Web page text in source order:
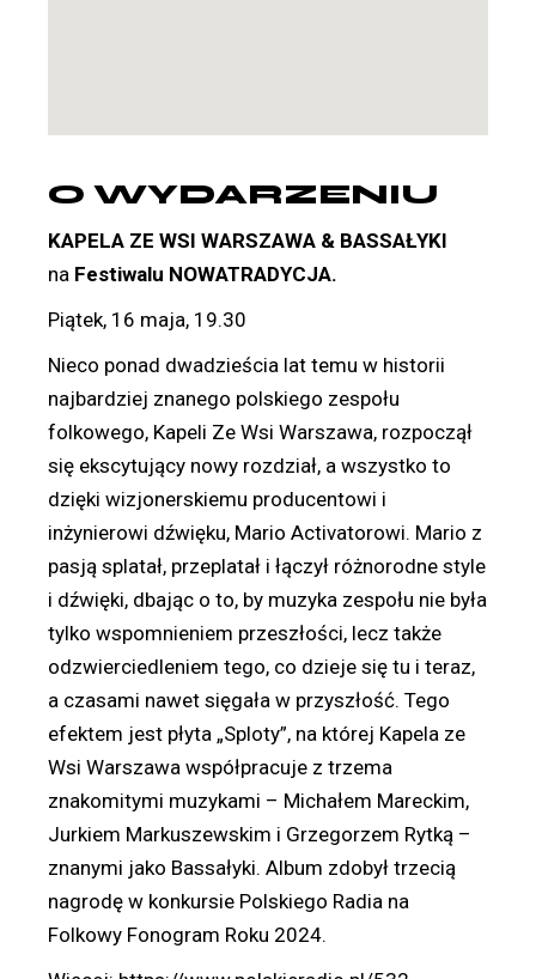
O WYDARZENIU
KAPELA ZE WSI WARSZAWA & BASSAŁYKI
na Festiwalu NOWATRADYCJA.
Piątek, 16 maja, 19.30
Nieco ponad dwadzieścia lat temu w historii
najbardziej znanego polskiego zespołu
folkowego, Kapeli Ze Wsi Warszawa, rozpoczął
się ekscytujący nowy rozdział, a wszystko to
dzięki wizjonerskiemu producentowi i
inżynierowi dźwięku, Mario Activatorowi. Mario z
pasją splatał, przeplatał i łączył różnorodne style
i dźwięki, dbając o to, by muzyka zespołu nie była
tylko wspomnieniem przeszłości, lecz także
odzwierciedleniem tego, co dzieje się tu i teraz,
a czasami nawet sięgała w przyszłość. Tego
efektem jest płyta „Sploty”, na której Kapela ze
Wsi Warszawa współpracuje z trzema
znakomitymi muzykami – Michałem Mareckim,
Jurkiem Markuszewskim i Grzegorzem Rytką –
znanymi jako Bassałyki. Album zdobył trzecią
nagrodę w konkursie Polskiego Radia na
Folkowy Fonogram Roku 2024.